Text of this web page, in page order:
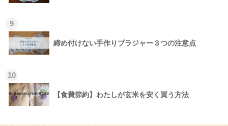
9
締め付けない手作りブラジャー３つの注意点
10
【食費節約】わたしが玄米を安く買う方法